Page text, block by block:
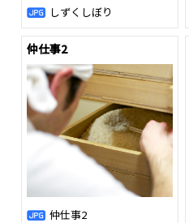
しずくしぼり
仲仕事2
仲仕事2